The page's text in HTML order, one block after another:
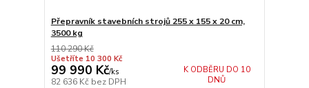
Přepravník stavebních strojů 255 x 155 x 20 cm,
3500 kg
110 290 Kč
Ušetříte 10 300 Kč
99 990 Kč/ks
82 636 Kč bez DPH
K ODBĚRU DO 10
DNŮ